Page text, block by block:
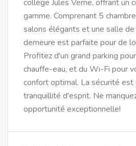
collège Jules Verne, offrant un
gamme. Comprenant 5
salons élégants et une salle
demeure est parfaite pour de
Profitez d'un grand parking
chauffe-eau, et du Wi-Fi pour
confort optimal. La sécurité
tranquillité d'esprit. Ne
opportunité exceptionnelle!